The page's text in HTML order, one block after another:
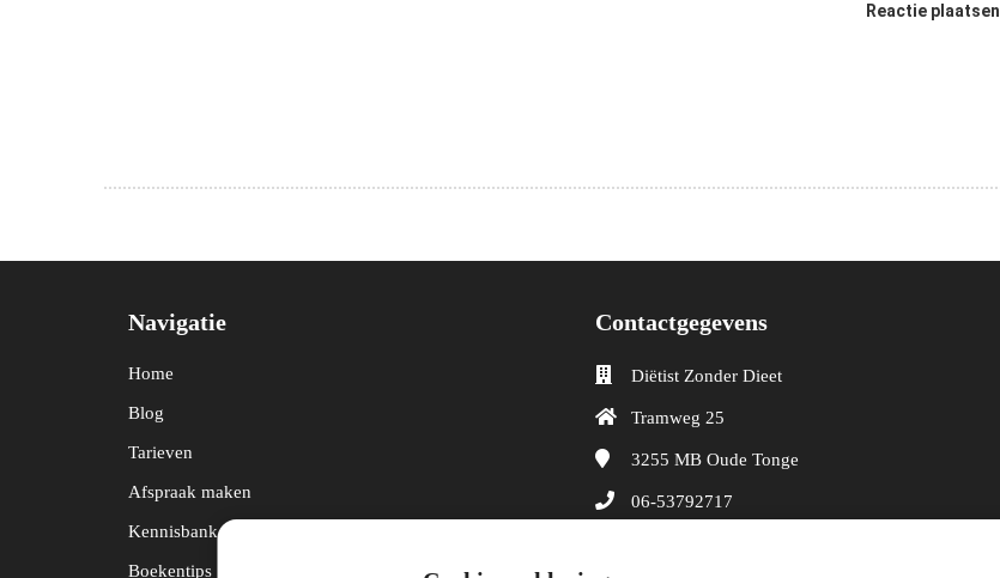
Reactie plaatsen
Navigatie
Home
Blog
Tarieven
Afspraak maken
Kennisbank
Boekentips
Contactgegevens
Diëtist Zonder Dieet
Tramweg 25
3255 MB Oude Tonge
06-53792717